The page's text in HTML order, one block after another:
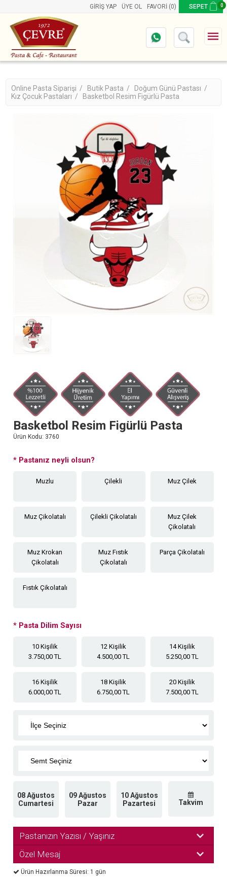
GIRIŞ YAP ÜYE OL FAVORI (0) SEPET 0
Online Pasta Siparişi / Butik Pasta /
Doğum Günü Pastası /
Kız Çocuk Pastaları /
Basketbol Resim Figürlü Pasta
Basketbol Resim Figürlü Pasta
Ürün Kodu: 3760
* Pastanız neyli olsun?
Muzlu Çilekli Muz Çilek
Muz Çikolatalı Çilekli Çikolatalı
Muz Çilek
Çikolatalı
Muz Krokan
Çikolatalı
Muz Fıstık
Çikolatalı
Parça Çikolatalı
Fıstık Çikolatalı
* Pasta Dilim Sayısı
10 Kişilik
3.750,00 TL
12 Kişilik
4.500,00 TL
14 Kişilik
5.250,00 TL
16 Kişilik
6.000,00 TL
18 Kişilik
6.750,00 TL
20 Kişilik
7.500,00 TL
08 Ağustos
Cumartesi
09 Ağustos
Pazar
10 Ağustos
Pazartesi
Takvim
Pastanızın Yazısı / Yaşınız
Özel Mesaj
Ürün Hazırlanma Süresi: 1 gün